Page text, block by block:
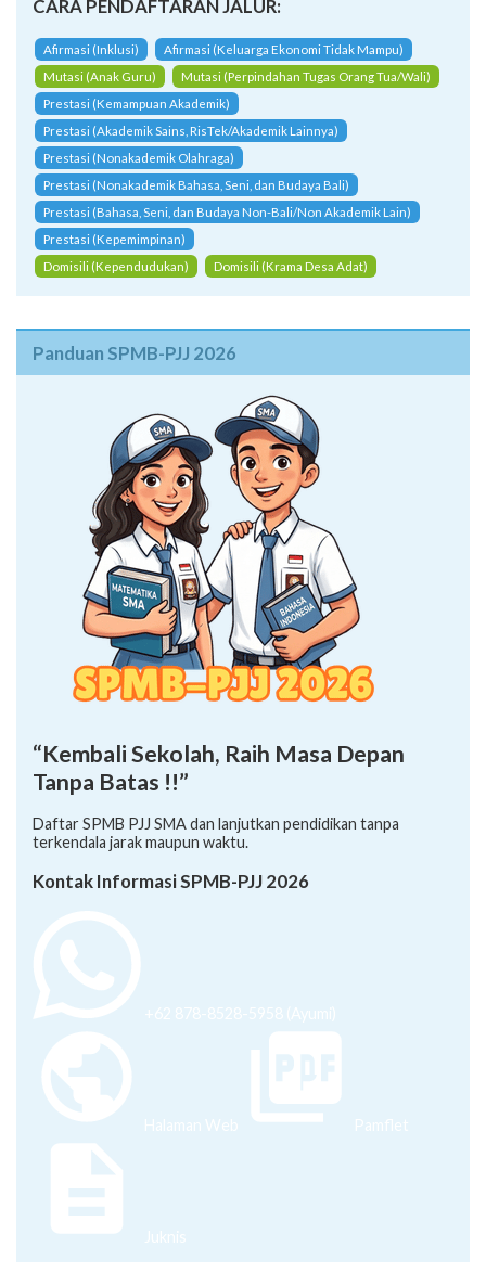
CARA PENDAFTARAN JALUR:
Afirmasi (Inklusi)
Afirmasi (Keluarga Ekonomi Tidak Mampu)
Mutasi (Anak Guru)
Mutasi (Perpindahan Tugas Orang Tua/Wali)
Prestasi (Kemampuan Akademik)
Prestasi (Akademik Sains, RisTek/Akademik Lainnya)
Prestasi (Nonakademik Olahraga)
Prestasi (Nonakademik Bahasa, Seni, dan Budaya Bali)
Prestasi (Bahasa, Seni, dan Budaya Non-Bali/Non Akademik Lain)
Prestasi (Kepemimpinan)
Domisili (Kependudukan)
Domisili (Krama Desa Adat)
Panduan SPMB-PJJ 2026
“Kembali Sekolah, Raih Masa Depan
Tanpa Batas !!”
Daftar SPMB PJJ SMA dan lanjutkan pendidikan tanpa
terkendala jarak maupun waktu.
Kontak Informasi SPMB-PJJ 2026
+62 878-8528-5958 (Ayumi)
Halaman Web Pamflet
Juknis